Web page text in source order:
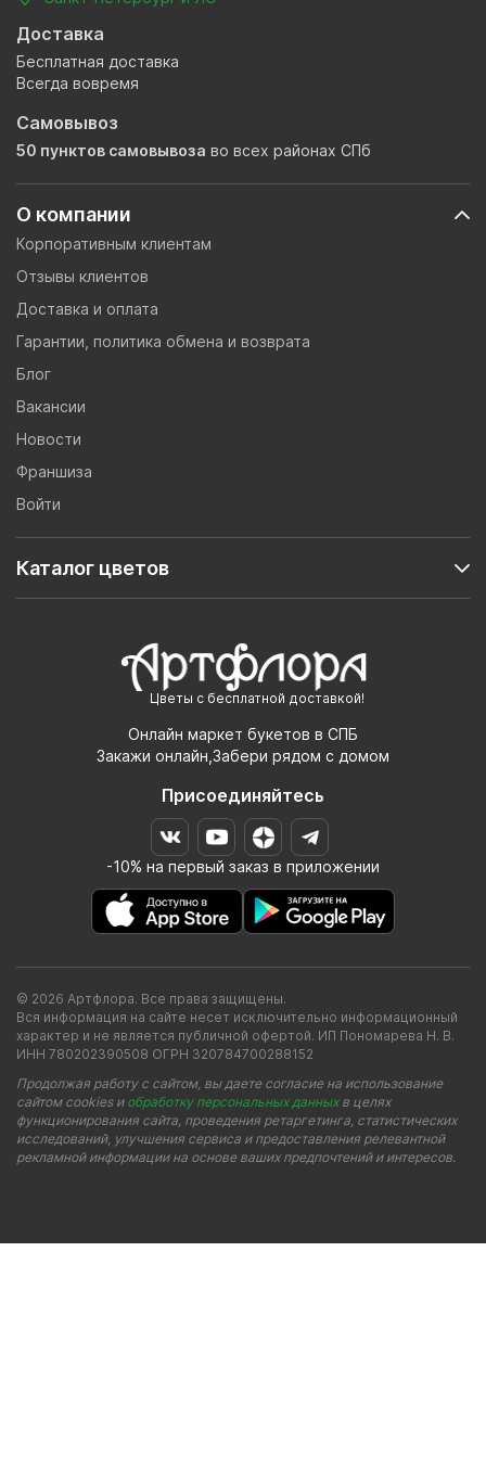
Цветы с бесплатной доставкой!
Онлайн маркет букетов в СПБ
Закажи онлайн,Забери рядом с домом
Присоединяйтесь
-10% на первый заказ в приложении
О компании
Корпоративным клиентам
Отзывы клиентов
Доставка и оплата
Гарантии, политика обмена и возврата
Блог
Вакансии
Новости
Франшиза
Войти
Каталог цветов
Доставка
Бесплатная доставка
Всегда вовремя
Самовывоз
50 пунктов самовывоза во всех районах СПб
© 2026 Артфлора. Все права защищены.
Вся информация на сайте несет исключительно информационный
характер и не является публичной офертой. ИП Пономарева Н. В.
ИНН 780202390508 ОГРН 320784700288152
Продолжая работу с сайтом, вы даете согласие на использование
сайтом cookies и обработку персональных данныхв целях
функционирования сайта, проведения ретаргетинга, статистических
исследований, улучшения сервиса и предоставления релевантной
рекламной информации на основе ваших предпочтений и интересов.